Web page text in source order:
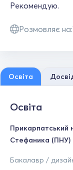
Рекомендую.
Розмовляє на:
Освіта
Освіта
Прикарпатський
Стефаника (ПНУ)
Бакалавр /